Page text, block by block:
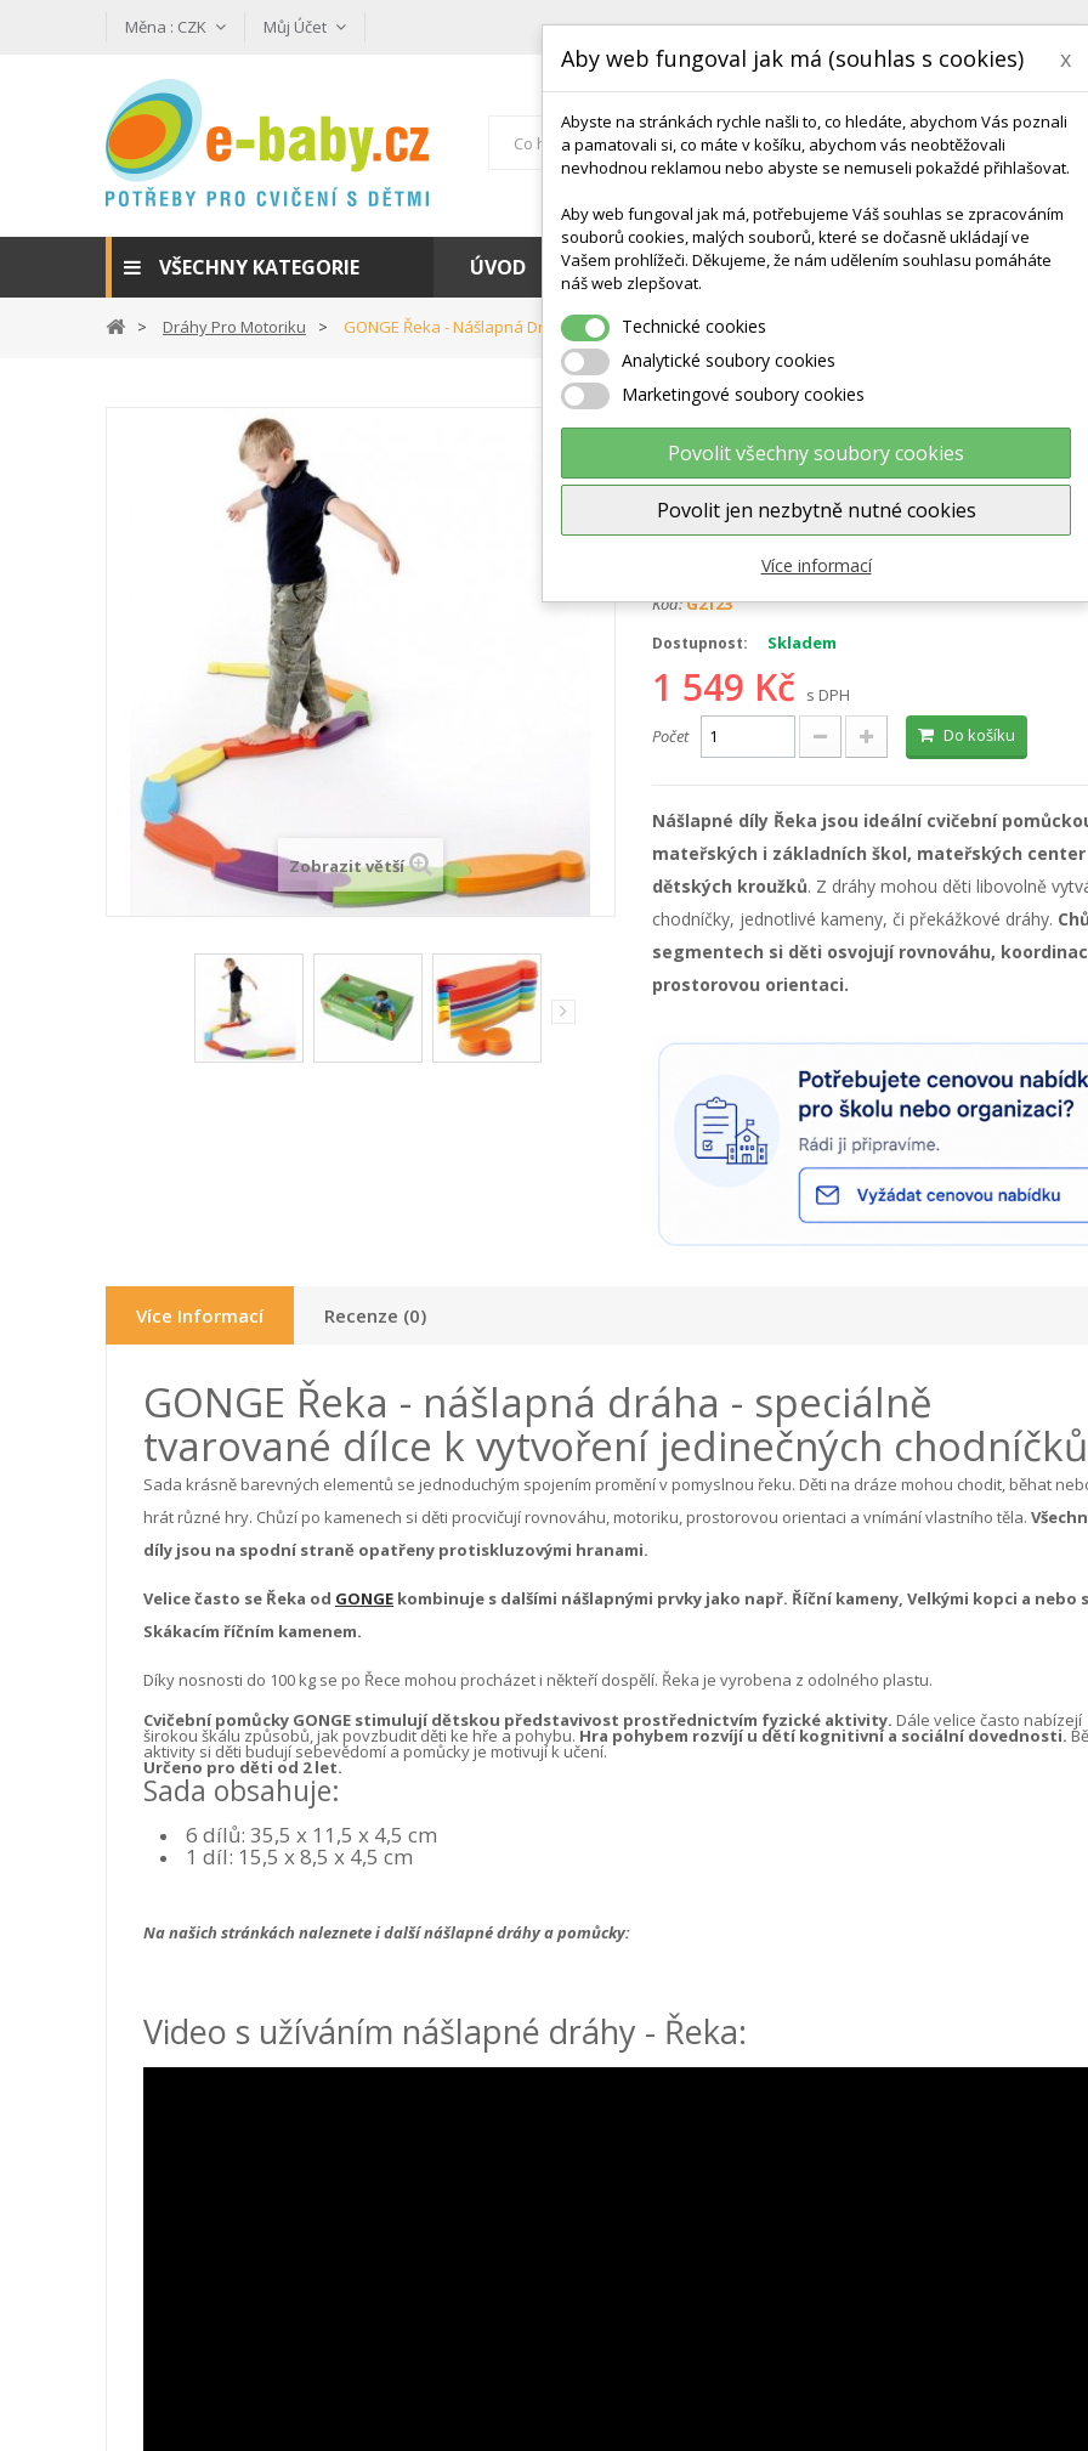
Měna : CZK Můj Účet
VŠECHNY KATEGORIE ÚVOD KONTAKT DODÁNÍ A TERMÍNY CZ & SK
Dráhy Pro Motoriku GONGE Řeka - Nášlapná Dráha
Zobrazit větší
GONGE Řeka - nášlapná dráha
Výrobce: Gonge
Dráhy pro motoriku
Kód:G2123
Dostupnost: Skladem
1 549 Kč
s DPH
Počet
Do košíku
Nášlapné díly Řeka jsou ideální cvičební
mateřských i základních škol, mateřských
dětských kroužků. Z dráhy mohou děti libovolně
chodníčky, jednotlivé kameny, či překážkové dráhy.
segmentech si děti osvojují rovnováhu,
prostorovou orientaci.
Více Informací Recenze (0)
GONGE Řeka - nášlapná dráha - speciálně
tvarované dílce k vytvoření jedinečných chodníčků
Sada krásně barevných elementů se jednoduchým spojením promění v pomyslnou řeku. Děti na dráze mohou chodit, běhat
hrát různé hry. Chůzí po kamenech si děti procvičují rovnováhu, motoriku, prostorovou orientaci a vnímání vlastního těla.
díly jsou na spodní straně opatřeny protiskluzovými hranami.
Velice často se Řeka od GONGE kombinuje s dalšími nášlapnými prvky jako např. Říční kameny, Velkými kopci a nebo
Skákacím říčním kamenem.
Díky nosnosti do 100 kg se po Řece mohou procházet i někteří dospělí. Řeka je vyrobena z odolného plastu.
Cvičební pomůcky GONGE stimulují dětskou představivost prostřednictvím fyzické aktivity. Dále velice často nabízejí
širokou škálu způsobů, jak povzbudit děti ke hře a pohybu. Hra pohybem rozvíjí u dětí kognitivní a sociální dovednosti.
aktivity si děti budují sebevědomí a pomůcky je motivují k učení.
Určeno pro děti od 2 let.
Sada obsahuje:
6 dílů: 35,5 x 11,5 x 4,5 cm
1 díl: 15,5 x 8,5 x 4,5 cm
Na našich stránkách naleznete i další nášlapné dráhy a pomůcky:
Video s užíváním nášlapné dráhy - Řeka:
Aby web fungoval jak má (souhlas s cookies) x
Abyste na stránkách rychle našli to, co hledáte, abychom Vás poznali
a pamatovali si, co máte v košíku, abychom vás neobtěžovali
nevhodnou reklamou nebo abyste se nemuseli pokaždé přihlašovat.
Aby web fungoval jak má, potřebujeme Váš souhlas se zpracováním
souborů cookies, malých souborů, které se dočasně ukládají ve
Vašem prohlížeči. Děkujeme, že nám udělením souhlasu pomáháte
náš web zlepšovat.
Technické cookies
Analytické soubory cookies
Marketingové soubory cookies
Povolit všechny soubory cookies
Povolit jen nezbytně nutné cookies
Více informací